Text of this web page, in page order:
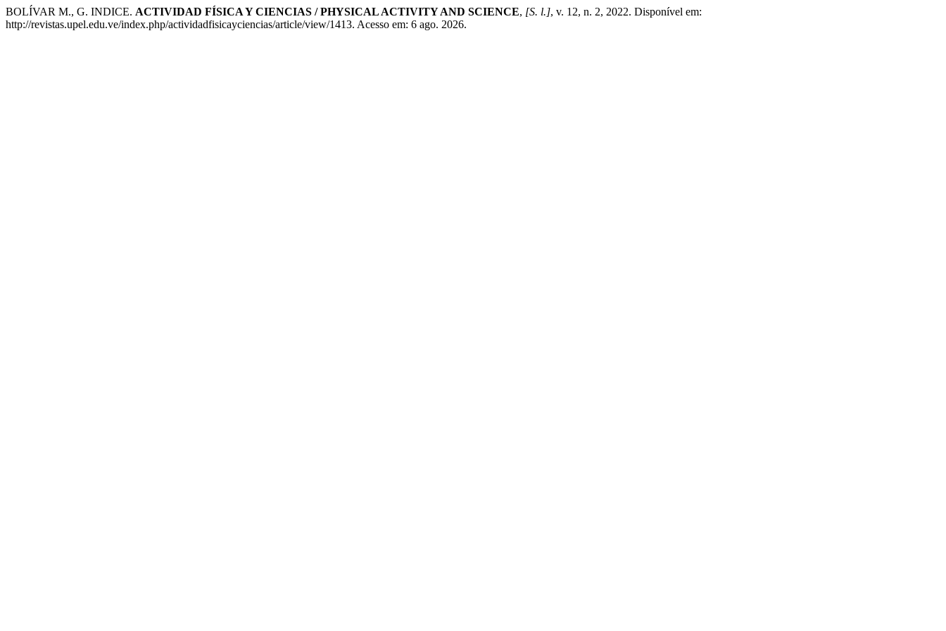
BOLÍVAR M., G. INDICE. ACTIVIDAD FÍSICA Y CIENCIAS / PHYSICAL ACTIVITY AND SCIENCE, [S. l.], v. 12, n. 2, 2022. Disponível em:
http://revistas.upel.edu.ve/index.php/actividadfisicayciencias/article/view/1413. Acesso em: 6 ago. 2026.